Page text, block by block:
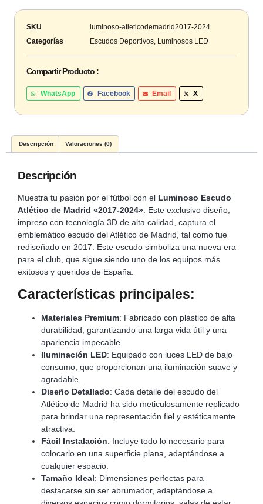
SKU
luminoso-atleticodemadrid2017-2024
Categorías
Escudos Deportivos, Luminosos LED
Compartir Producto :
WhatsApp Facebook Email X
Descripción Valoraciones (0)
Descripción
Muestra tu pasión por el fútbol con el Luminoso Escudo
Atlético de Madrid «2017-2024» . Este exclusivo diseño,
impreso con tecnología 3D de alta calidad, captura el
emblemático escudo del Atlético de Madrid, tal como fue
rediseñado en 2017. Este escudo simboliza una nueva era
para el club, que sigue siendo uno de los equipos más
exitosos y queridos de España.
Características principales:
Materiales Premium: Fabricado con plástico de alta
durabilidad, garantizando una larga vida útil y una
apariencia impecable.
Iluminación LED: Equipado con luces LED de bajo
consumo, que proporcionan una iluminación suave y
agradable.
Diseño Detallado: Cada detalle del escudo del
Atlético de Madrid ha sido meticulosamente replicado
para brindar una representación fiel y estéticamente
atractiva.
Fácil Instalación: Incluye todo lo necesario para
colocarlo en una superficie plana, adaptándose a
cualquier espacio.
Tamaño Ideal: Dimensiones perfectas para
destacarse sin ser abrumador, adaptándose a